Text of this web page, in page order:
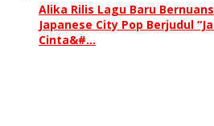
Alika Rilis Lagu Baru
Japanese City Pop Berjudul
Cinta&#…